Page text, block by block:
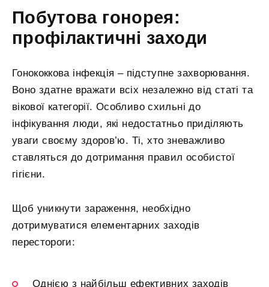
Побутова гонорея:
профілактичні заходи
Гонококкова інфекція – підступне захворювання.
Воно здатне вражати всіх незалежно від статі та
вікової категорії. Особливо схильні до
інфікування люди, які недостатньо приділяють
уваги своєму здоров’ю. Ті, хто зневажливо
ставляться до дотримання правил особистої
гігієни.
Щоб уникнути зараження, необхідно
дотримуватися елементарних заходів
перестороги:
Однією з найбільш ефективних заходів